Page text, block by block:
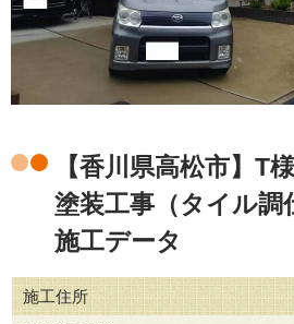
【香川県高松市】
塗装工事（タイル
施工データ
施工住所